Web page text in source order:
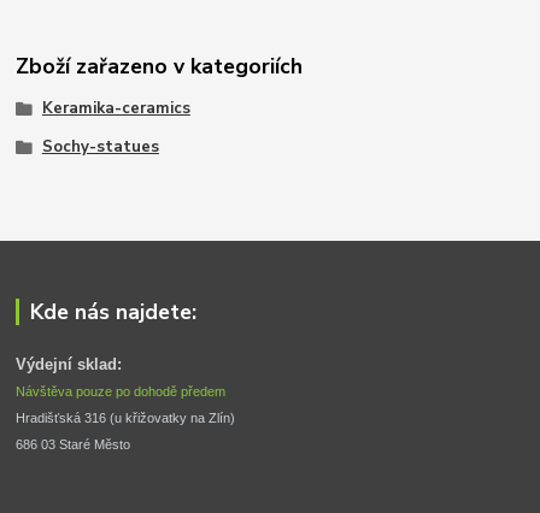
Zboží zařazeno v kategoriích
Keramika-ceramics
Sochy-statues
Kde nás najdete:
Výdejní sklad:
Návštěva pouze po dohodě předem
Hradišťská 316 (u křižovatky na Zlín)
686 03 Staré Město